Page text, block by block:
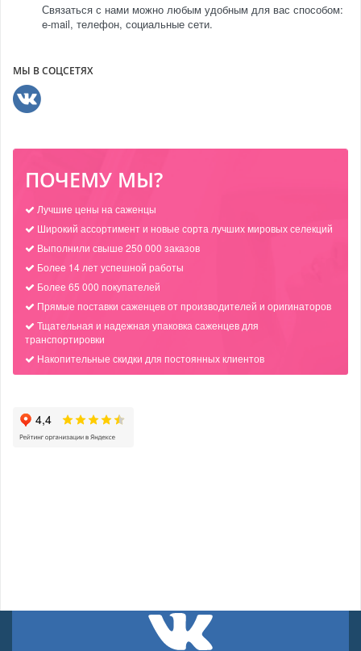
Связаться с нами можно любым удобным для вас способом:
e-mail, телефон, социальные сети.
МЫ В СОЦСЕТЯХ
ПОЧЕМУ МЫ?
Лучшие цены на саженцы
Широкий ассортимент и новые сорта лучших мировых селекций
Выполнили свыше 250 000 заказов
Более 14 лет успешной работы
Более 65 000 покупателей
Прямые поставки саженцев от производителей и оригинаторов
Тщательная и надежная упаковка саженцев для
транспортировки
Накопительные скидки для постоянных клиентов